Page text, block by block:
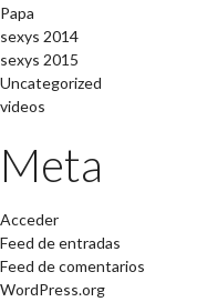
Papa
sexys 2014
sexys 2015
Uncategorized
videos
Meta
Acceder
Feed de entradas
Feed de comentarios
WordPress.org